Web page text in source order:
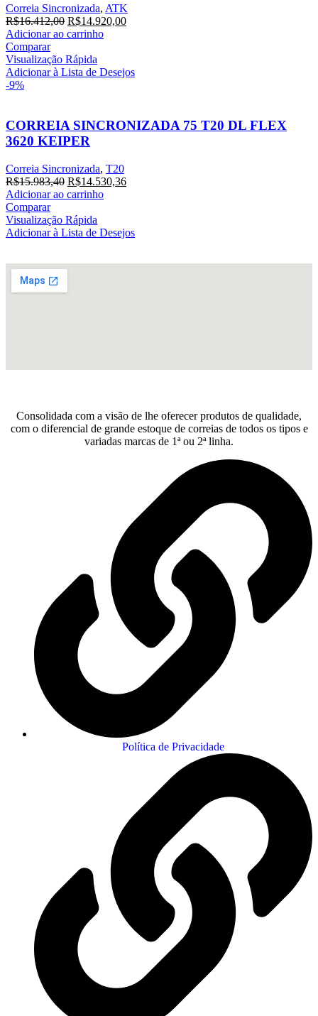
Correia Sincronizada, ATK
R$16.412,00 R$14.920,00
Adicionar ao carrinho
Comparar
Visualização Rápida
Adicionar à Lista de Desejos
-9%
CORREIA SINCRONIZADA 75 T20 DL FLEX
3620 KEIPER
Correia Sincronizada, T20
R$15.983,40 R$14.530,36
Adicionar ao carrinho
Comparar
Visualização Rápida
Adicionar à Lista de Desejos
Consolidada com a visão de lhe oferecer produtos de qualidade,
com o diferencial de grande estoque de correias de todos os tipos e
variadas marcas de 1ª ou 2ª linha.
Política de Privacidade